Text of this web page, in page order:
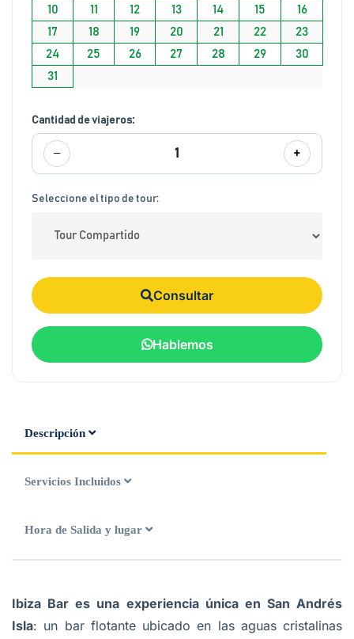
10
11 12 13 14 15
16
17
18 19 20 21 22
23
24
25 26 27 28 29
30
31
Cantidad de viajeros:
− 1 +
Seleccione el tipo de tour:
Consultar
Hablemos
Descripción
Servicios Incluidos
Hora de Salida y lugar
Ibiza Bar es una experiencia única en San Andrés
Isla: un bar flotante ubicado en las aguas cristalinas